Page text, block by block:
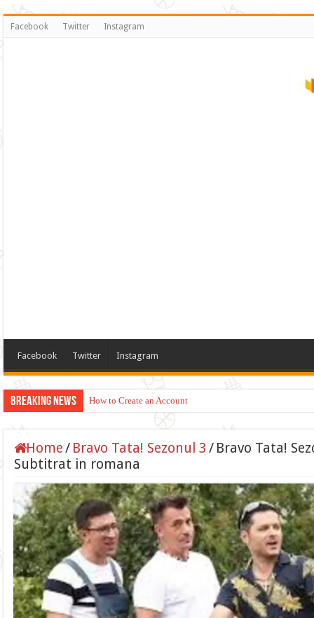
Facebook Twitter Instagram
Facebook Twitter Instagram
Breaking News How to Create an Account
Home/ Bravo Tata! Sezonul 3 / Bravo Tata!
Subtitrat in romana